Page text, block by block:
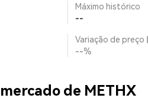
Máximo histórico
--
Variação de preço
--%
de METHX